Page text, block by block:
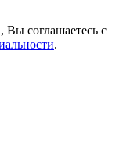
Вы соглашаетесь с
.